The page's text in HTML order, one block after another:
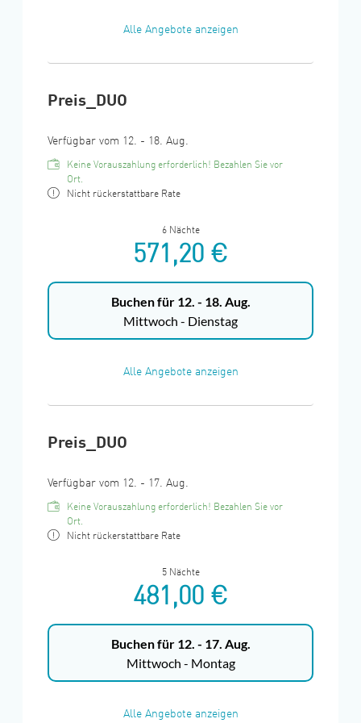
Haustiere sind im DUO erlaubt.
zur Kirche und Richtung Naherholungsgebiet. Die
Alle Angebote anzeigen
Preis_DUO
Verfügbar vom 12. - 18. Aug.
Keine Vorauszahlung erforderlich! Bezahlen Sie vor
Ort.
Nicht rückerstattbare Rate
6 Nächte
571,20 €
Buchen für 12. - 18. Aug.
Mittwoch - Dienstag
Alle Angebote anzeigen
Preis_DUO
Verfügbar vom 12. - 17. Aug.
Keine Vorauszahlung erforderlich! Bezahlen Sie vor
Ort.
Nicht rückerstattbare Rate
5 Nächte
481,00 €
Buchen für 12. - 17. Aug.
Mittwoch - Montag
Alle Angebote anzeigen